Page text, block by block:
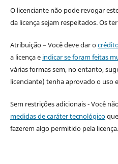
O licenciante não pode revogar
da licença sejam respeitados. Os
Atribuição – Você deve dar o
a licença e indicar se foram feitas
várias formas sem, no entanto,
licenciante) tenha aprovado o uso
Sem restrições adicionais - Você
medidas de caráter tecnológico
fazerem algo permitido pela licença.